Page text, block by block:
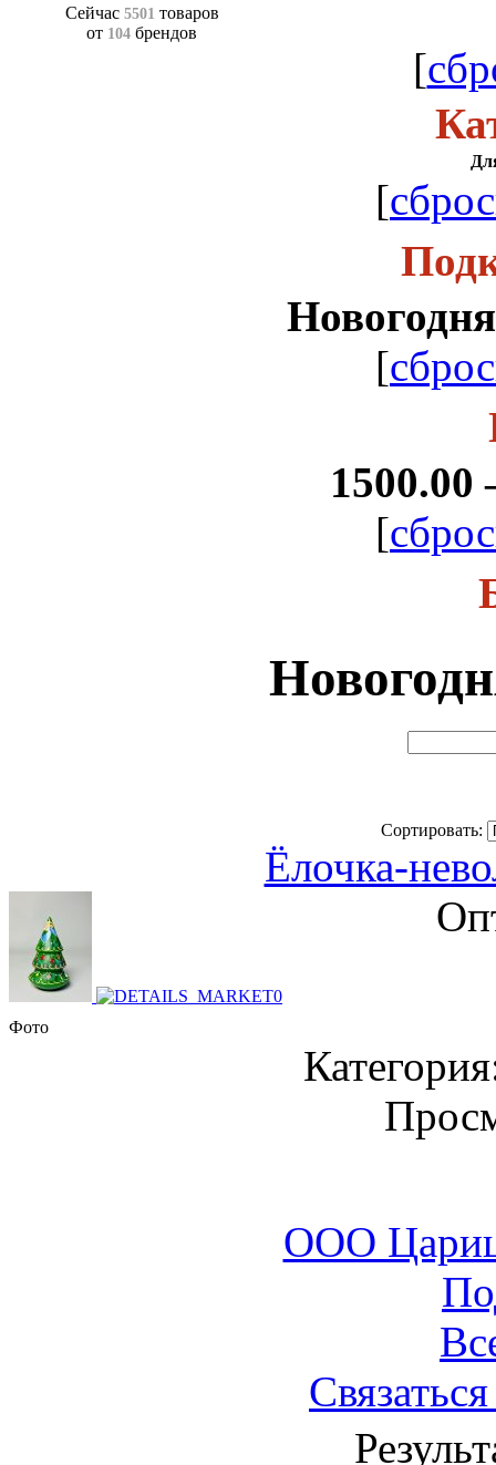
Сейчас 5501 товаров
от 104 брендов
[
[
[
1500.00
[
Сортировать:
Ёлочка-
Фото
ООО